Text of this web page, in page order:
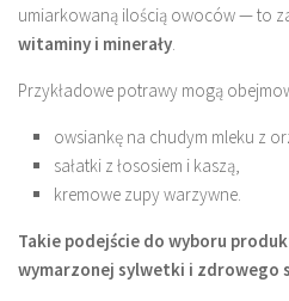
umiarkowaną ilością owoców — to
witaminy i minerały.
Przykładowe potrawy mogą
owsiankę na chudym mleku z
sałatki z łososiem i kaszą,
kremowe zupy warzywne.
Takie podejście do wyboru
wymarzonej sylwetki i zdrowego